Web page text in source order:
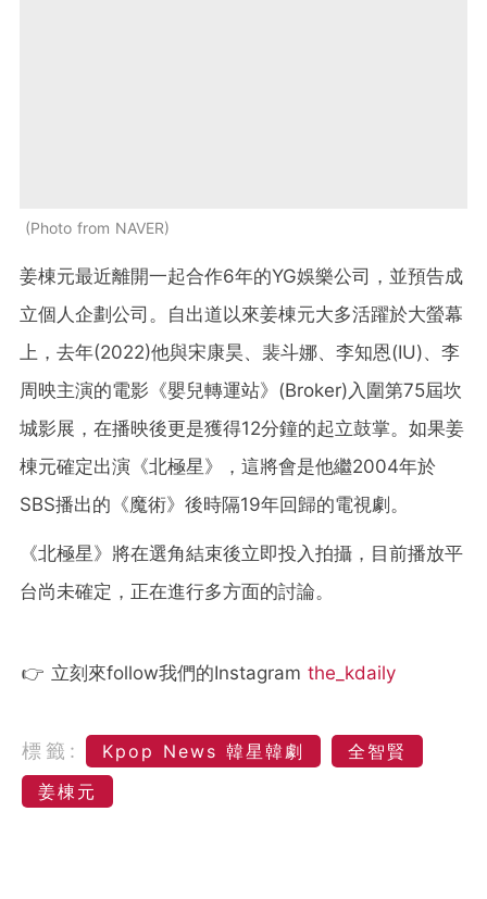
Photo from NAVER
姜棟元最近離開一起合作6年的YG娛樂公司，並預告成
立個人企劃公司。自出道以來姜棟元大多活躍於大螢幕
上，去年(2022)他與宋康昊、裴斗娜、李知恩(IU)、李
周映主演的電影《嬰兒轉運站》(Broker)入圍第75屆坎
城影展，在播映後更是獲得12分鐘的起立鼓掌。如果姜
棟元確定出演《北極星》，這將會是他繼2004年於
SBS播出的《魔術》後時隔19年回歸的電視劇。
《北極星》將在選角結束後立即投入拍攝，目前播放平
台尚未確定，正在進行多方面的討論。
👉 立刻來follow我們的Instagram the_kdaily
標籤: Kpop News 韓星韓劇
全智賢
姜棟元